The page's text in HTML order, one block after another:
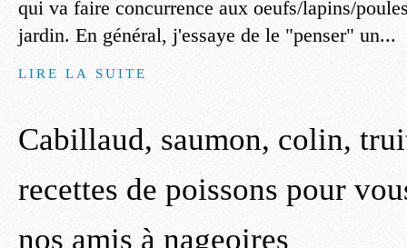
qui va faire concurrence aux oeufs/lapins/
jardin. En général, j'essaye de le "penser" un...
LIRE LA SUITE
Cabillaud, saumon, colin,
recettes de poissons pour
nos amis à nageoires